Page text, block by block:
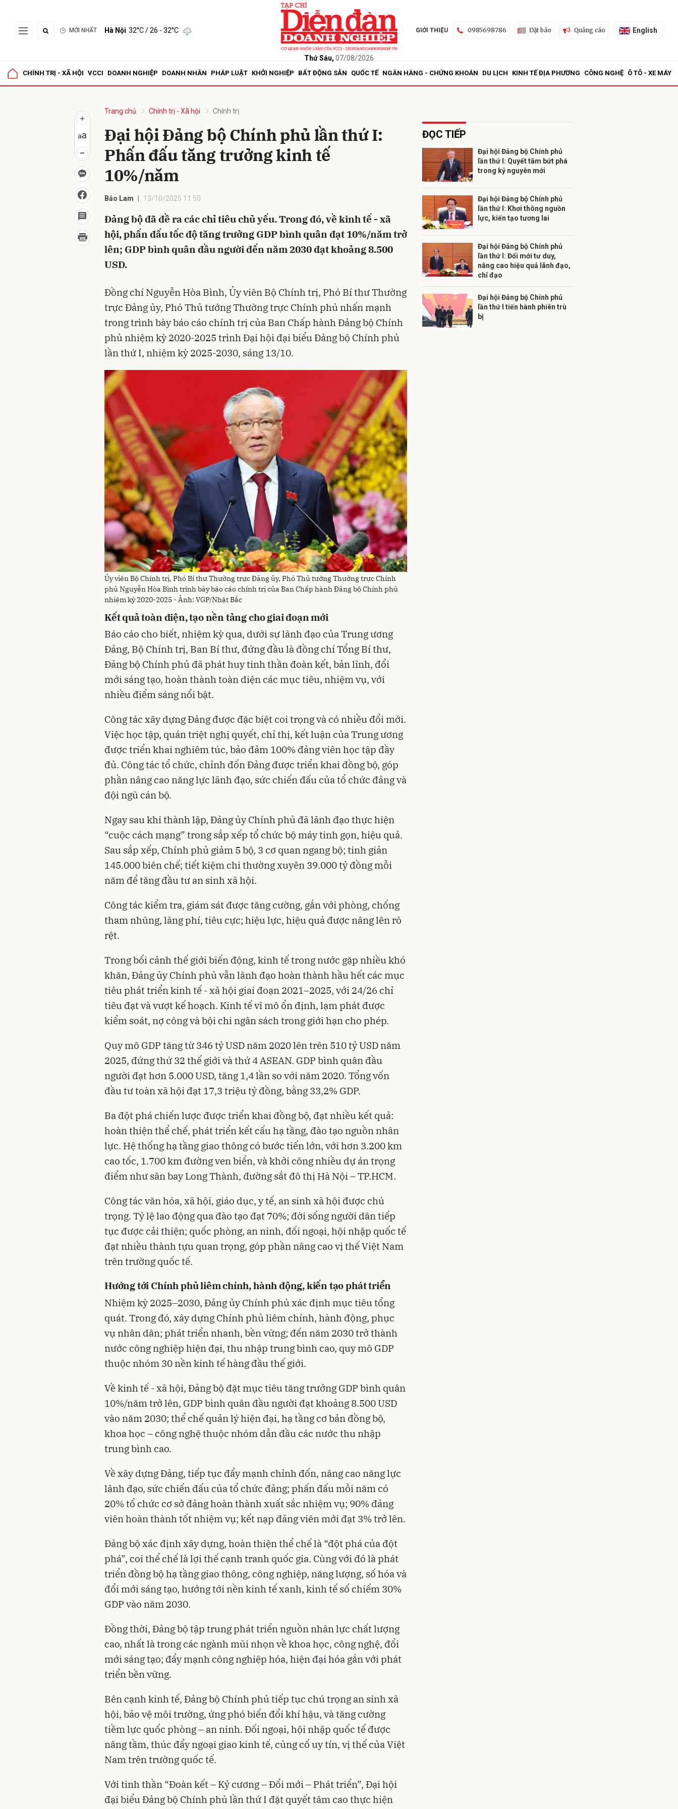
MỚI NHẤT Hà Nội 32°C/ 26 - 32°C
Thứ Sáu, 07/08/2026
GIỚI THIỆU 0985698786 Đặt báo Quảng cáo English
CHÍNH TRỊ - XÃ HỘI VCCI DOANH NGHIỆP DOANH NHÂN PHÁP LUẬT KHỞI NGHIỆP BẤT ĐỘNG SẢN QUỐC TẾ NGÂN HÀNG - CHỨNG KHOÁN DU LỊCH KINH TẾ ĐỊA PHƯƠNG CÔNG NGHỆ Ô TÔ - XE MÁY
Trang chủ Chính trị - Xã hội Chính trị
Đại hội Đảng bộ Chính phủ lần thứ I:
Phấn đấu tăng trưởng kinh tế
10%/năm
Bảo Lam 13/10/2025 11:50
Đảng bộ đã đề ra các chỉ tiêu chủ yếu. Trong đó, về kinh tế - xã
hội, phấn đấu tốc độ tăng trưởng GDP bình quân đạt 10%/năm trở
lên; GDP bình quân đầu người đến năm 2030 đạt khoảng 8.500
USD.
Đồng chí Nguyễn Hòa Bình, Ủy viên Bộ Chính trị, Phó Bí thư Thường
trực Đảng ủy, Phó Thủ tướng Thường trực Chính phủ nhấn mạnh
trong trình bày báo cáo chính trị của Ban Chấp hành Đảng bộ Chính
phủ nhiệm kỳ 2020-2025 trình Đại hội đại biểu Đảng bộ Chính phủ
lần thứ I, nhiệm kỳ 2025-2030, sáng 13/10.
Ủy viên Bộ Chính trị, Phó Bí thư Thường trực Đảng ủy, Phó Thủ tướng Thường trực Chính
phủ Nguyễn Hòa Bình trình bày báo cáo chính trị của Ban Chấp hành Đảng bộ Chính phủ
nhiệm kỳ 2020-2025 - Ảnh: VGP/Nhật Bắc
Kết quả toàn diện, tạo nền tảng cho giai đoạn mới
Báo cáo cho biết, nhiệm kỳ qua, dưới sự lãnh đạo của Trung ương
Đảng, Bộ Chính trị, Ban Bí thư, đứng đầu là đồng chí Tổng Bí thư,
Đảng bộ Chính phủ đã phát huy tinh thần đoàn kết, bản lĩnh, đổi
mới sáng tạo, hoàn thành toàn diện các mục tiêu, nhiệm vụ, với
nhiều điểm sáng nổi bật.
Công tác xây dựng Đảng được đặc biệt coi trọng và có nhiều đổi mới.
Việc học tập, quán triệt nghị quyết, chỉ thị, kết luận của Trung ương
được triển khai nghiêm túc, bảo đảm 100% đảng viên học tập đầy
đủ. Công tác tổ chức, chỉnh đốn Đảng được triển khai đồng bộ, góp
phần nâng cao năng lực lãnh đạo, sức chiến đấu của tổ chức đảng và
đội ngũ cán bộ.
Ngay sau khi thành lập, Đảng ủy Chính phủ đã lãnh đạo thực hiện
“cuộc cách mạng” trong sắp xếp tổ chức bộ máy tinh gọn, hiệu quả.
Sau sắp xếp, Chính phủ giảm 5 bộ, 3 cơ quan ngang bộ; tinh giản
145.000 biên chế; tiết kiệm chi thường xuyên 39.000 tỷ đồng mỗi
năm để tăng đầu tư an sinh xã hội.
Công tác kiểm tra, giám sát được tăng cường, gắn với phòng, chống
tham nhũng, lãng phí, tiêu cực; hiệu lực, hiệu quả được nâng lên rõ
rệt.
Trong bối cảnh thế giới biến động, kinh tế trong nước gặp nhiều khó
khăn, Đảng ủy Chính phủ vẫn lãnh đạo hoàn thành hầu hết các mục
tiêu phát triển kinh tế - xã hội giai đoạn 2021–2025, với 24/26 chỉ
tiêu đạt và vượt kế hoạch. Kinh tế vĩ mô ổn định, lạm phát được
kiểm soát, nợ công và bội chi ngân sách trong giới hạn cho phép.
Quy mô GDP tăng từ 346 tỷ USD năm 2020 lên trên 510 tỷ USD năm
2025, đứng thứ 32 thế giới và thứ 4 ASEAN. GDP bình quân đầu
người đạt hơn 5.000 USD, tăng 1,4 lần so với năm 2020. Tổng vốn
đầu tư toàn xã hội đạt 17,3 triệu tỷ đồng, bằng 33,2% GDP.
Ba đột phá chiến lược được triển khai đồng bộ, đạt nhiều kết quả:
hoàn thiện thể chế, phát triển kết cấu hạ tầng, đào tạo nguồn nhân
lực. Hệ thống hạ tầng giao thông có bước tiến lớn, với hơn 3.200 km
cao tốc, 1.700 km đường ven biển, và khởi công nhiều dự án trọng
điểm như sân bay Long Thành, đường sắt đô thị Hà Nội – TP.HCM.
Công tác văn hóa, xã hội, giáo dục, y tế, an sinh xã hội được chú
trọng. Tỷ lệ lao động qua đào tạo đạt 70%; đời sống người dân tiếp
tục được cải thiện; quốc phòng, an ninh, đối ngoại, hội nhập quốc tế
đạt nhiều thành tựu quan trọng, góp phần nâng cao vị thế Việt Nam
trên trường quốc tế.
Hướng tới Chính phủ liêm chính, hành động, kiến tạo phát triển
Nhiệm kỳ 2025–2030, Đảng ủy Chính phủ xác định mục tiêu tổng
quát. Trong đó, xây dựng Chính phủ liêm chính, hành động, phục
vụ nhân dân; phát triển nhanh, bền vững; đến năm 2030 trở thành
nước công nghiệp hiện đại, thu nhập trung bình cao, quy mô GDP
thuộc nhóm 30 nền kinh tế hàng đầu thế giới.
Về kinh tế - xã hội, Đảng bộ đặt mục tiêu tăng trưởng GDP bình quân
10%/năm trở lên, GDP bình quân đầu người đạt khoảng 8.500 USD
vào năm 2030; thể chế quản lý hiện đại, hạ tầng cơ bản đồng bộ,
khoa học – công nghệ thuộc nhóm dẫn đầu các nước thu nhập
trung bình cao.
Về xây dựng Đảng, tiếp tục đẩy mạnh chỉnh đốn, nâng cao năng lực
lãnh đạo, sức chiến đấu của tổ chức đảng; phấn đấu mỗi năm có
20% tổ chức cơ sở đảng hoàn thành xuất sắc nhiệm vụ; 90% đảng
viên hoàn thành tốt nhiệm vụ; kết nạp đảng viên mới đạt 3% trở lên.
Đảng bộ xác định xây dựng, hoàn thiện thể chế là “đột phá của đột
phá”, coi thể chế là lợi thế cạnh tranh quốc gia. Cùng với đó là phát
triển đồng bộ hạ tầng giao thông, công nghiệp, năng lượng, số hóa và
đổi mới sáng tạo, hướng tới nền kinh tế xanh, kinh tế số chiếm 30%
GDP vào năm 2030.
Đồng thời, Đảng bộ tập trung phát triển nguồn nhân lực chất lượng
cao, nhất là trong các ngành mũi nhọn về khoa học, công nghệ, đổi
mới sáng tạo; đẩy mạnh công nghiệp hóa, hiện đại hóa gắn với phát
triển bền vững.
Bên cạnh kinh tế, Đảng bộ Chính phủ tiếp tục chú trọng an sinh xã
hội, bảo vệ môi trường, ứng phó biến đổi khí hậu, và tăng cường
tiềm lực quốc phòng – an ninh. Đối ngoại, hội nhập quốc tế được
nâng tầm, thúc đẩy ngoại giao kinh tế, củng cố uy tín, vị thế của Việt
Nam trên trường quốc tế.
Với tinh thần “Đoàn kết – Kỷ cương – Đổi mới – Phát triển”, Đại hội
đại biểu Đảng bộ Chính phủ lần thứ I đặt quyết tâm cao thực hiện
ĐỌC TIẾP
Đại hội Đảng bộ Chính phủ
lần thứ I: Quyết tâm bứt phá
trong kỷ nguyên mới
Đại hội Đảng bộ Chính phủ
lần thứ I: Khơi thông nguồn
lực, kiến tạo tương lai
Đại hội Đảng bộ Chính phủ
lần thứ I: Đổi mới tư duy,
nâng cao hiệu quả lãnh đạo,
chỉ đạo
Đại hội Đảng bộ Chính phủ
lần thứ I tiến hành phiên trù
bị
Gửi